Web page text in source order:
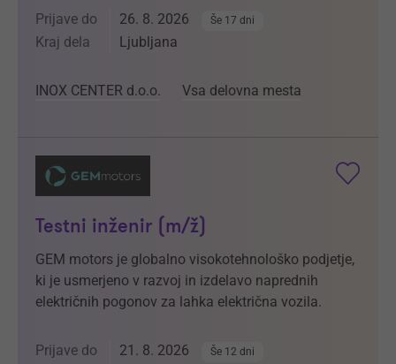
Prijave do 26. 8. 2026 Še 17 dni
Kraj dela Ljubljana
INOX CENTER d.o.o. Vsa delovna mesta
Testni inženir (m/ž)
GEM motors je globalno visokotehnološko podjetje,
ki je usmerjeno v razvoj in izdelavo naprednih
električnih pogonov za lahka električna vozila.
Prijave do 21. 8. 2026 Še 12 dni